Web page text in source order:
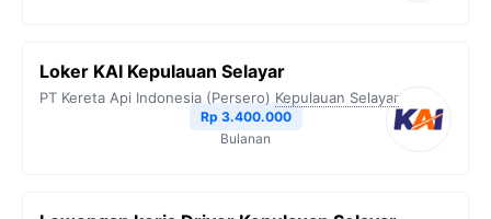
Loker KAI Kepulauan Selayar
PT Kereta Api Indonesia (Persero) Kepulauan Selayar
Rp 3.400.000
Bulanan